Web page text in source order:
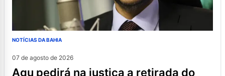
NOTÍCIAS DA BAHIA
07 de agosto de 2026
agu pedirá na justiça a retirada do